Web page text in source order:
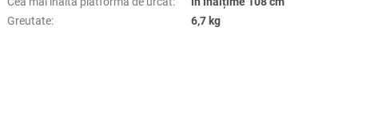
Greutate: 6,7 kg